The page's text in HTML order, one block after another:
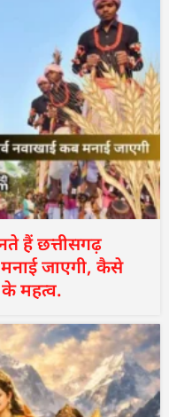
हैं छत्तीसगढ़
जाएगी, कैसे
महत्व.